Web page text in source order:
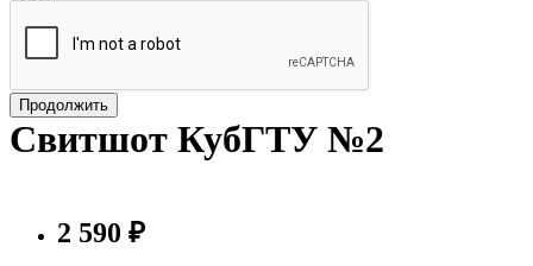
Продолжить
Свитшот КубГТУ №2
2 590 ₽